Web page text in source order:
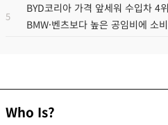
5
BYD코리아 가격 앞세워 수입차 4
BMW·벤츠보다 높은 공임비에 소
Who Is?